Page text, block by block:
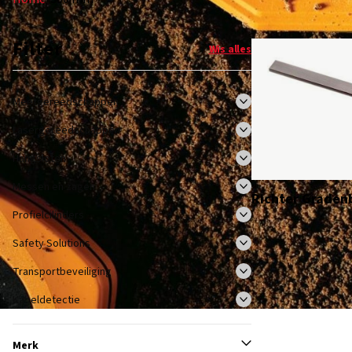
Filter Wis alles
Meetgereedschappen
Lasergereedschappen
Hangsloten
Messen en zagen
Profielcilinders
Safety Solutions
Transportbeveiliging
Kabeldetectie
Merk
Richter